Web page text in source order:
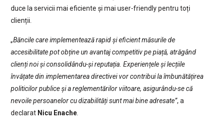
duce la servicii mai eficiente și mai user-friendly pentru toți
clienții.
„Băncile care implementează rapid și eficient măsurile de
accesibilitate pot obține un avantaj competitiv pe piață, atrăgând
clienți noi și consolidându-și reputația. Experiențele și lecțiile
învățate din implementarea directivei vor contribui la îmbunătățirea
politicilor publice și a reglementărilor viitoare, asigurându-se că
nevoile persoanelor cu dizabilități sunt mai bine adresate”, a
declarat Nicu Enache.